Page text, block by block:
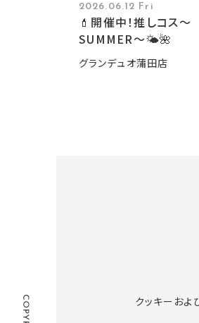
2026.06.12 Fri
💄開催中！推しコス〜
SUMMER〜🌤️🌺
グランデュオ蒲田店
クッキーおよ